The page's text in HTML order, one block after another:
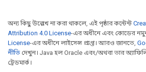
অন্য কিছু উল্লেখ না করা থাকলে, এই পৃষ্ঠার কন্টেন্ট
Attribution 4.0 License-এর অধীনে এবং কোডের
License-এর অধীনে লাইসেন্স প্রাপ্ত। আরও জানতে,
নীতি দেখুন। Java হল Oracle এবং/অথবা তার
ট্রেডমার্ক।